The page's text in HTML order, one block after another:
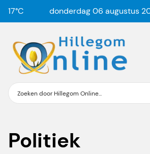
17°C donderdag 06 augustus
Politiek